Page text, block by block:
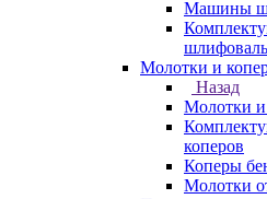
Машины
Молотки и
Назад
Молотки
коперов
Коперы
Молотки